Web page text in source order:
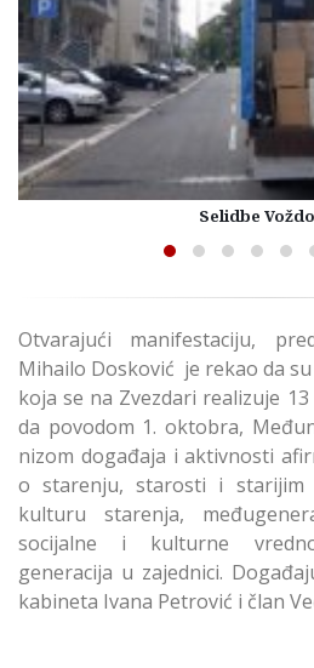
Selidbe
Otvarajući manifestaciju,
Mihailo Dosković je rekao da
koja se na Zvezdari realizuje
da povodom 1. oktobra,
nizom događaja i aktivnosti
o starenju, starosti i starijim
kulturu starenja,
socijalne i kulturne
generacija u zajednici.
kabineta Ivana Petrović i član